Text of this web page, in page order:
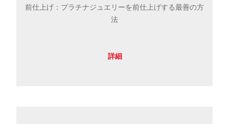
前仕上げ：プラチナジュエリーを前仕上げする最善の方
法
詳細